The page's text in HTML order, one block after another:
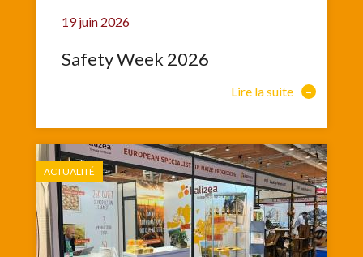
19 juin 2026
Safety Week 2026
Lire la suite
ACTUALITÉ